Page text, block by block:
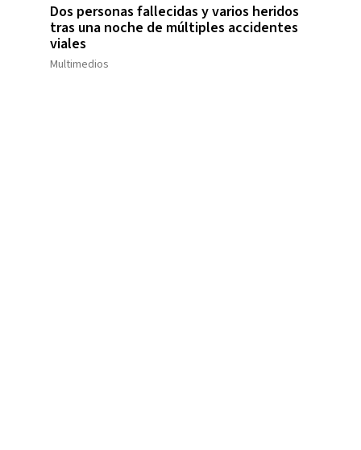
Dos personas fallecidas y varios heridos
tras una noche de múltiples accidentes
viales
Multimedios